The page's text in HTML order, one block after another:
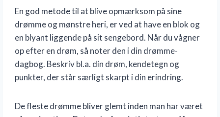
En god metode til at blive opmærksom på sine
drømme og mønstre heri, er ved at have en blok og
en blyant liggende på sit sengebord. Når du vågner
op efter en drøm, så noter den i din drømme-
dagbog. Beskriv bl.a. din drøm, kendetegn og
punkter, der står særligt skarpt i din erindring.
De fleste drømme bliver glemt inden man har været